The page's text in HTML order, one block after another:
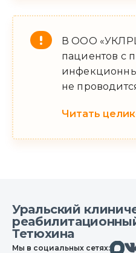
В ООО
пациентов с
не
Читать
Уральский
Тетюхина
Мы в социальных сетях:Макс